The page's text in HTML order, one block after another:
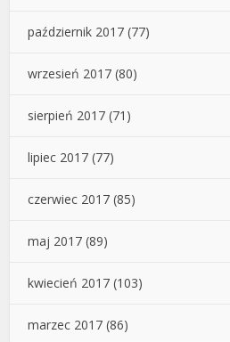
październik 2017 (77)
wrzesień 2017 (80)
sierpień 2017 (71)
lipiec 2017 (77)
czerwiec 2017 (85)
maj 2017 (89)
kwiecień 2017 (103)
marzec 2017 (86)